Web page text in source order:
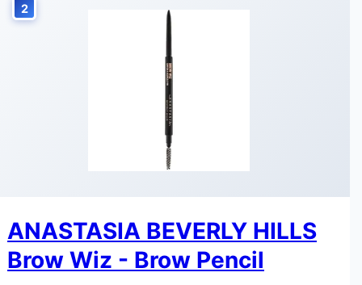
2
ANASTASIA BEVERLY HILLS
Brow Wiz - Brow Pencil